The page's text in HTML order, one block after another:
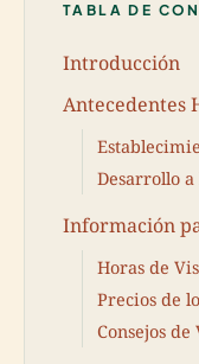
TABLA DE
Introducción
Antecedentes
Desarrollo
Información
Horas de
Precios de
Consejos de